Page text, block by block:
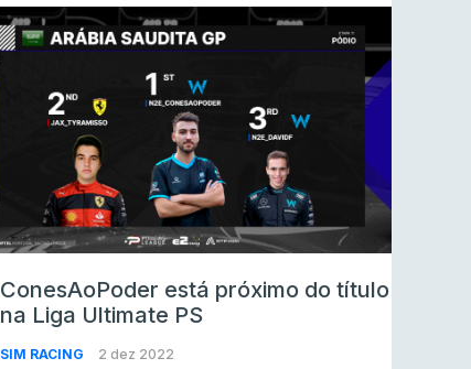
ConesAoPoder está próximo do título
na Liga Ultimate PS
SIM RACING 2 dez 2022